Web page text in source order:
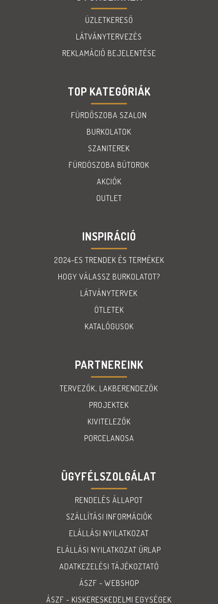
ÜZLETKERESŐ
LÁTVÁNYTERVEZÉS
REKLAMÁCIÓ BEJELENTÉSE
TOP KATEGÓRIÁK
FÜRDŐSZOBA SZALON
BURKOLATOK
SZANITEREK
FÜRDÖSZOBA BÚTOROK
AKCIÓK
OUTLET
INSPIRÁCIÓ
2024-ES TRENDEK ÉS TERMÉKEK
HOGY VÁLASSZ BURKOLATOT?
LÁTVÁNYTERVEK
ÖTLETEK
KATALÓGUSOK
PARTNEREINK
TERVEZŐK, LAKBERENDEZŐK
PROJEKTEK
KIVITELEZŐK
PORCELANOSA
ÜGYFÉLSZOLGÁLAT
RENDELÉS ÁLLAPOT
SZÁLLÍTÁSI INFORMÁCIÓK
ELÁLLÁSI NYILATKOZAT
ELÁLLÁSI NYILATKOZAT ŰRLAP
ADATKEZELÉSI TÁJÉKOZTATÓ
ÁSZF - WEBSHOP
ÁSZF - KISKERESKEDELMI EGYSÉGEK